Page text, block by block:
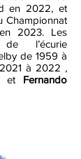
en 2022, et
Championnat
2023. Les
de l’écurie
de 1959 à
à 2022 ,
et Fernando